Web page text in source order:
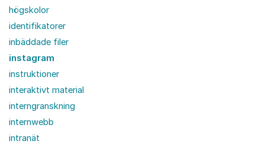
högskolor
identifikatorer
inbäddade filer
instagram
instruktioner
interaktivt material
interngranskning
internwebb
intranät